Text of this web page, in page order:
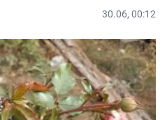
30.06, 00:12